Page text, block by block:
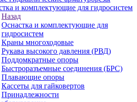
и комплектующие для гидросистем
Назад
Оснастка и комплектующие для
гидросистем
Краны многоходовые
Рукава высокого давления (РВД)
Поддомкратные опоры
Быстроразъемные соединения (БРС)
Плавающие опоры
Кассеты для гайковертов
Принадлежности